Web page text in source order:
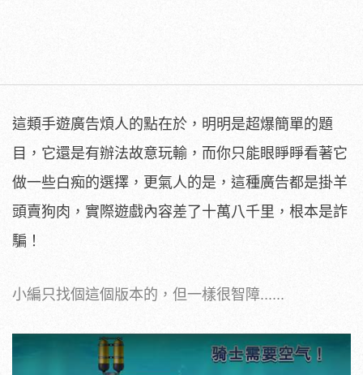
這類手遊廣告煩人的點在於，明明是超爆簡單的題
目，它還是有辦法故意玩輸，而你只能眼睜睜看著它
做一些白痴的選擇，更氣人的是，這種廣告都是掛羊
頭賣狗肉，實際遊戲內容差了十萬八千里，根本是詐
騙！
小編只找個這個版本的，但一樣很智障......